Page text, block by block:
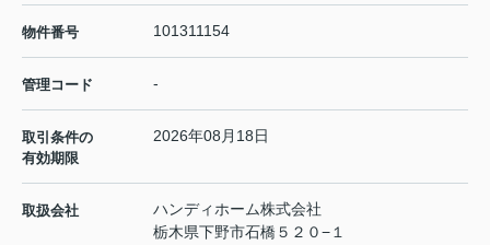
物件番号 101311154
管理コード -
取引条件の
有効期限
2026年08月18日
取扱会社
ハンディホーム株式会社
栃木県下野市石橋５２０−１